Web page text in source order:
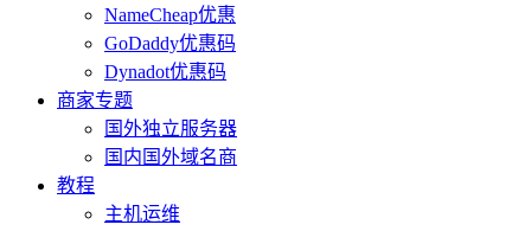
NameCheap优惠
GoDaddy优惠码
Dynadot优惠码
商家专题
国外独立服务器
国内国外域名商
教程
主机运维